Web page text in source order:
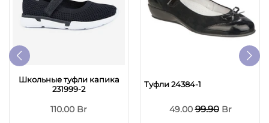
Школьные туфли капика
231999-2
110.00 Br
Туфли 24384-1
49.0099.90Br